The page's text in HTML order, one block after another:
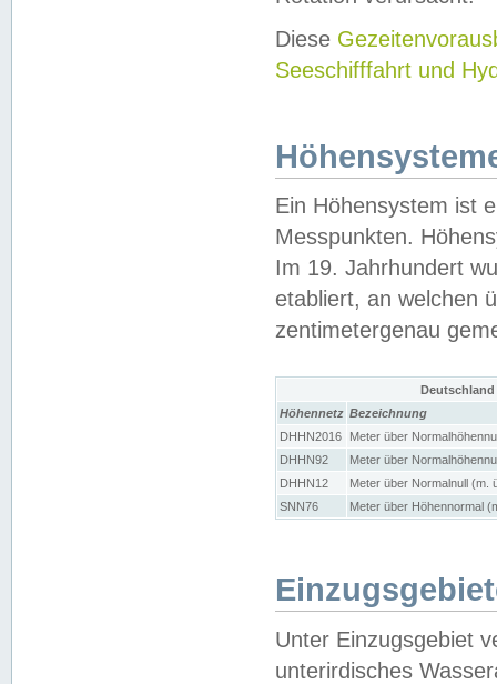
Diese
Seeschifffahrt und
Ein Höhensystem ist
Messpunkten.
Im 19. Jahrhundert
etabliert, an welchen
zentimetergenau
Höhennetz Bezeichnung
DHHN2016
Meter über
DHHN92
Meter über
DHHN12
Meter über Normalnull (m.
SNN76
Meter über Höhennormal
Unter Einzugsgebiet
unterirdisches